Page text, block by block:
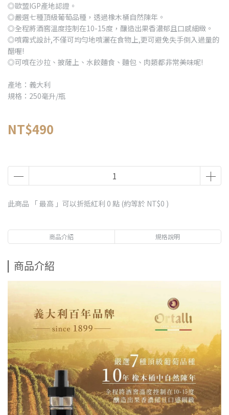
◎歐盟IGP產地認證。
◎嚴選七種頂級葡萄品種，透過橡木桶自然陳年。
◎全程將酒窖溫度控制在10-15度，釀造出果香濃郁且口感細緻。
◎噴霧式設計,不僅可均勻地噴灑在食物上,更可避免失手倒入過量的
醋喔!
◎可噴在沙拉、披薩上、水餃麵食、麵包、肉類都非常美味呢!
產地：義大利
規格：250毫升/瓶
NT$490
此商品 「 最高 」可以折抵紅利 0 點 (約等於 NT$0 )
商品介紹 規格說明
商品介紹